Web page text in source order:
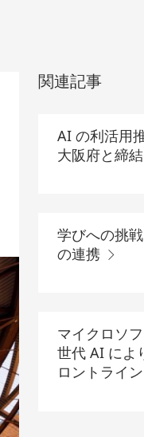
関連記事
AI の利活用
大阪府と締結
学びへの挑
の連携
マイクロソ
世代 AI によ
ロントライ